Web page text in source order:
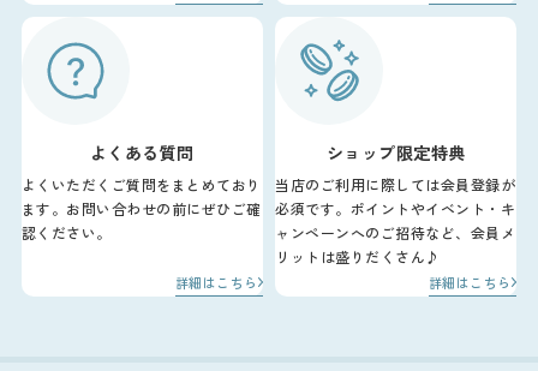
よくある質問
よくいただくご質問をまとめており
ます。お問い合わせの前にぜひご確
認ください。
詳細はこちら
ショップ限定特典
当店のご利用に際しては会員登録が
必須です。ポイントやイベント・キ
ャンペーンへのご招待など、会員メ
リットは盛りだくさん♪
詳細はこちら